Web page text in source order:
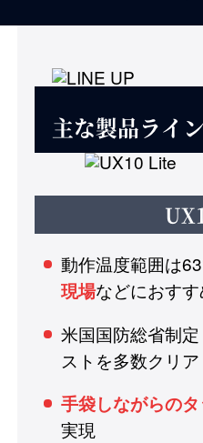
主な製品ライ
動作温度範囲は
現場などにおすす
米国国防総省制定
ストを多数クリア
手袋しながらの
実現